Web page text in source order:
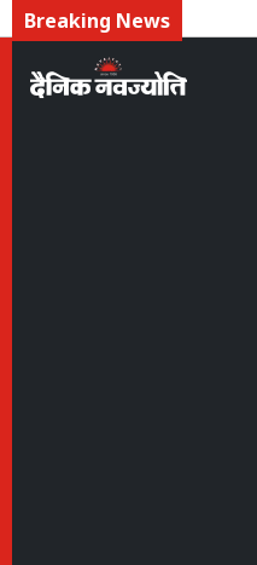
Breaking News